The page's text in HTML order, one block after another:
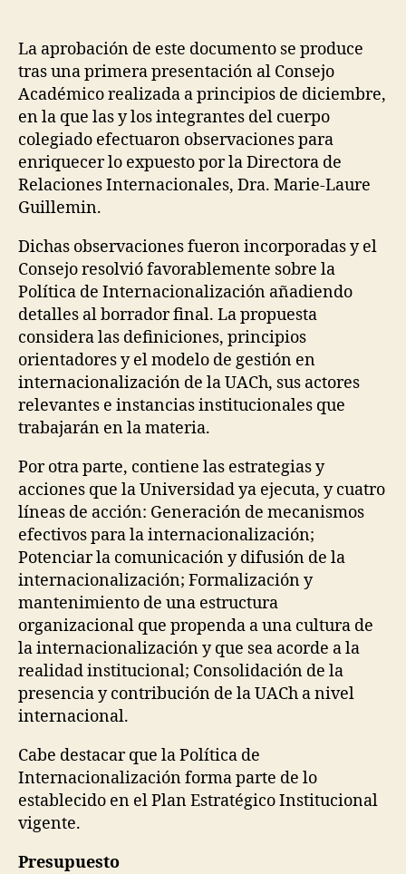
La aprobación de este documento se produce
tras una primera presentación al Consejo
Académico realizada a principios de diciembre,
en la que las y los integrantes del cuerpo
colegiado efectuaron observaciones para
enriquecer lo expuesto por la Directora de
Relaciones Internacionales, Dra. Marie-Laure
Guillemin.
Dichas observaciones fueron incorporadas y el
Consejo resolviófavorablemente sobre la
Política de Internacionalización añadiendo
detalles al borrador final. La propuesta
considera las definiciones, principios
orientadores y el modelo de gestión en
internacionalización de la UACh, sus actores
relevantes e instancias institucionales que
trabajarán en la materia.
Por otra parte, contiene las estrategias y
acciones que la Universidad ya ejecuta, y cuatro
líneas de acción: Generación de mecanismos
efectivos para la internacionalización;
Potenciar la comunicación y difusión de la
internacionalización; Formalización y
mantenimiento de una estructura
organizacional que propenda a una cultura de
la internacionalización y que sea acorde a la
realidad institucional; Consolidación de la
presencia y contribución de la UACh a nivel
internacional.
Cabe destacar que la Política de
Internacionalización forma parte de lo
establecido en el Plan Estratégico Institucional
vigente.
Presupuesto